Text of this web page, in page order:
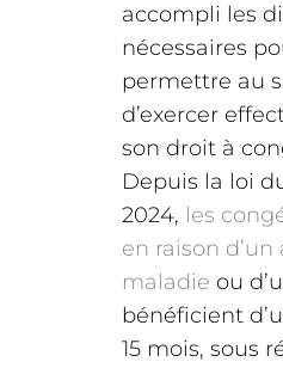
accompli les
nécessaires
permettre au
d’exercer
son droit à
Depuis la loi
2024, les
en raison d’un
maladie ou
bénéficient
15 mois, sous